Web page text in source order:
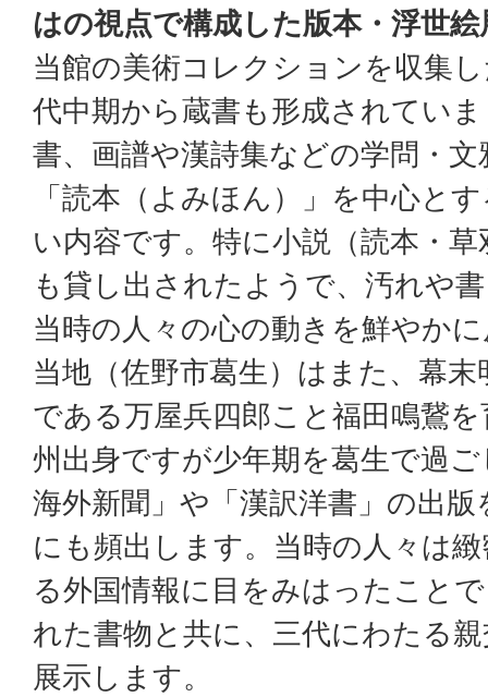
はの視点で構成した版本・浮世
当館の美術コレクションを収集
代中期から蔵書も形成されてい
書、画譜や漢詩集などの学問・
「読本（よみほん）」を中心と
い内容です。特に小説（読本・
も貸し出されたようで、汚れや
当時の人々の心の動きを鮮やか
当地（佐野市葛生）はまた、幕
である万屋兵四郎こと福田鳴鵞
州出身ですが少年期を葛生で過
海外新聞」や「漢訳洋書」の出
にも頻出します。当時の人々は
る外国情報に目をみはったこと
れた書物と共に、三代にわたる
展示します。